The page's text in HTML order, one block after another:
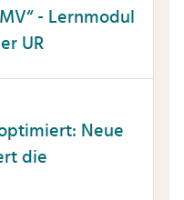
- Lernmodul
UR
Neue
die